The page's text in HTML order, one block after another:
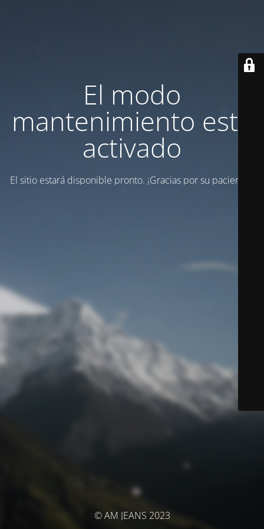
El modo
mantenimiento está
activado
El sitio estará disponible pronto. ¡Gracias por su paciencia!
© AM JEANS 2023